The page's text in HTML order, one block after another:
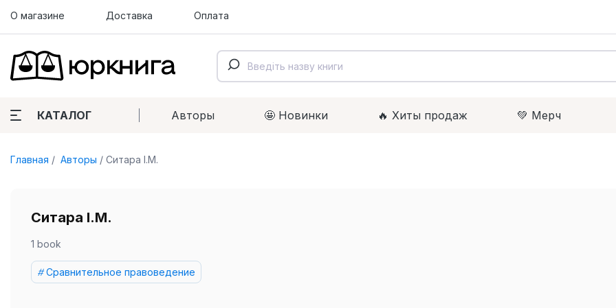
О магазине Доставка Оплата
КАТАЛОГ Авторы 🤩 Новинки 🔥 Xиты продаж 💚 Мерч
Главная Авторы Ситара І.М.
Ситара І.М.
1 book
Сравнительное правоведение